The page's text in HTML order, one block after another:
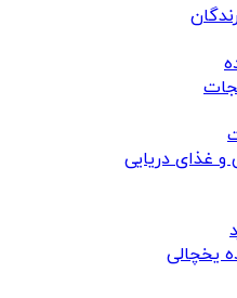
غذای دریایی
یخچالی